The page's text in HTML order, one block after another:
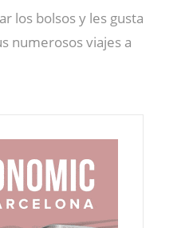
los bolsos y les gusta
numerosos viajes a